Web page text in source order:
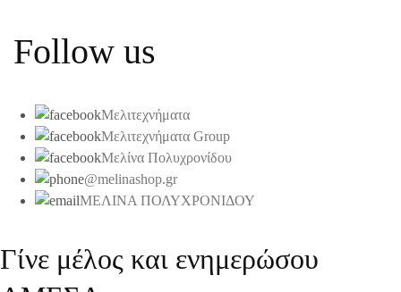
Follow us
Μελιτεχνήματα
Μελιτεχνήματα Group
Μελίνα Πολυχρονίδου
@melinashop.gr
ΜΕΛΙΝΑ ΠΟΛΥΧΡΟΝΙΔΟΥ
Γίνε μέλος και ενημερώσου